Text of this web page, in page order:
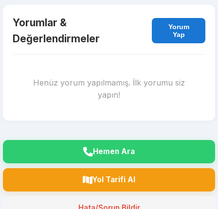
Yorumlar &
Değerlendirmeler
Yorum
Yap
Henüz yorum yapılmamış. İlk yorumu siz
yapın!
Hemen Ara
Yol Tarifi Al